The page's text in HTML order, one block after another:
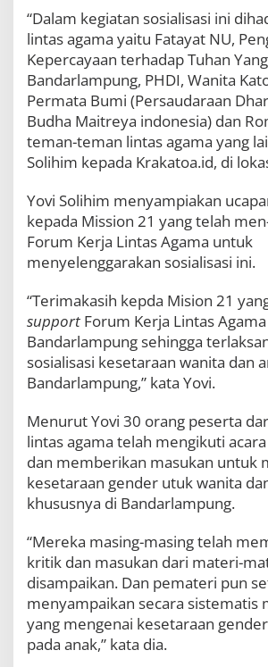
i
a
l
i
s
a
s
i
K
e
s
t
a
r
a
a
G
n
d
e
t
u
k
W
a
t
d
a
n
A
“Dalam kegiatan sosialisasi ini
lintas agama yaitu Fatayat NU,
Kepercayaan terhadap Tuhan
Bandarlampung, PHDI, Wanita
Permata Bumi (Persaudaraan
Budha Maitreya indonesia) dan
teman-teman lintas agama yang
Solihim kepada Krakatoa.id, di
Yovi Solihim menyampiakan
kepada Mission 21 yang telah
Forum Kerja Lintas Agama untuk
menyelenggarakan sosialisasi ini.
“Terimakasih kepda Mision 21
support Forum Kerja Lintas Agama
Bandarlampung sehingga
sosialisasi kesetaraan wanita dan
Bandarlampung,” kata Yovi.
Menurut Yovi 30 orang peserta
lintas agama telah mengikuti
dan memberikan masukan untuk
kesetaraan gender utuk wanita
khususnya di Bandarlampung.
“Mereka masing-masing telah
kritik dan masukan dari materi-
disampaikan. Dan pemateri pun
menyampaikan secara sistematis
yang mengenai kesetaraan
pada anak,” kata dia.